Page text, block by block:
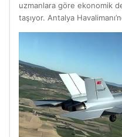
uzmanlara göre ekonomik
taşıyor. Antalya